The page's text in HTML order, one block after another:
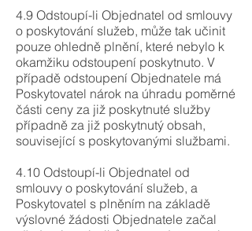
4.9 Odstoupí-li Objednatel od smlouvy
o poskytování služeb, může tak učinit
pouze ohledně plnění, které nebylo k
okamžiku odstoupení poskytnuto. V
případě odstoupení Objednatele má
Poskytovatel nárok na úhradu poměrné
části ceny za již poskytnuté služby
případně za již poskytnutý obsah,
související s poskytovanými službami.
4.10 Odstoupí-li Objednatel od
smlouvy o poskytování služeb, a
Poskytovatel s plněním na základě
výslovné žádosti Objednatele začal